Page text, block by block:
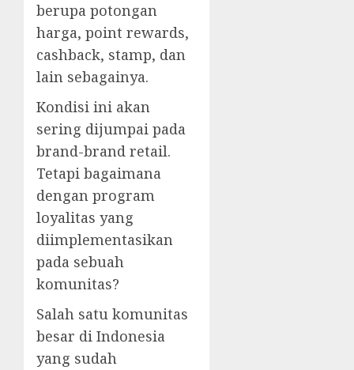
berupa potongan
harga, point rewards,
cashback, stamp, dan
lain sebagainya.
Kondisi ini akan
sering dijumpai pada
brand-brand retail.
Tetapi bagaimana
dengan program
loyalitas yang
diimplementasikan
pada sebuah
komunitas?
Salah satu komunitas
besar di Indonesia
yang sudah